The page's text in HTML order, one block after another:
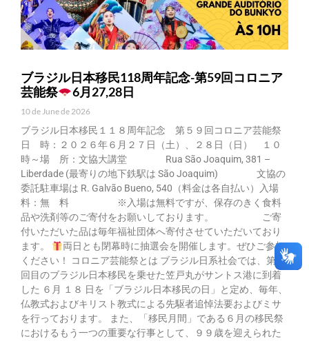
ブラジル日本移民118周年記念-第59回コロニア
芸能祭
6月27,28日
10 de June de 2026
ブラジル日本移民１１８周年記念 第５９回コロニア芸能祭
日 時：２０２６年６月２７日（土）、２８日（日） １０
時～場 所：文協大講堂 Rua São Joaquim, 381 –
Liberdade (最寄りの地下鉄駅は São Joaquim) 文協の
委託駐車場は R. Galvão Bueno, 540（料金は各自払い）入場
料：無 料 ※入場は無料ですが、保存のきく食料
品や洗剤等のご寄付をお願いしております。 ご寄
付いただいた品は毎年福祉団体へ寄付させていただいており
ます。
両日とも閉幕時に抽選会を開催します。ぜひご参加
ください！ コロニア芸能祭とは ブラジル日系社会では、第一
回目のブラジル日本移民を乗せた笠戸丸がサントス港に到着
した ６月 １８ 日を「ブラジル日本移民の日」と定め、毎年、
仏教式およびキリスト教式による先駆者追悼法要およびミサ
を行っております。 また、「移民月間」である６月の移民祭
におけるもう一つの重要な行事として、９９歳を迎えられた